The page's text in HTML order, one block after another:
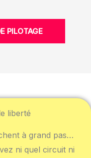
PILOTAGE
liberté
à grand pas…
ni quel circuit ni